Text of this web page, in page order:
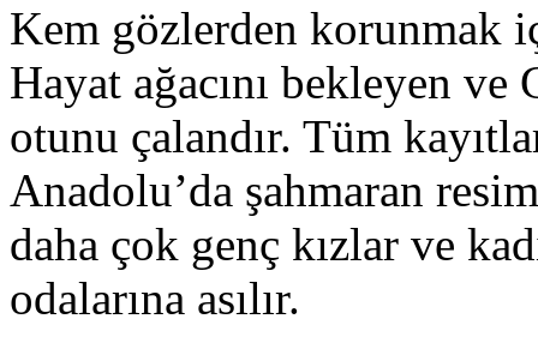
Kem gözlerden korunmak
Hayat ağacını bekleyen ve
otunu çalandır. Tüm
Anadolu’da şahmaran
daha çok genç kızlar ve
odalarına asılır.